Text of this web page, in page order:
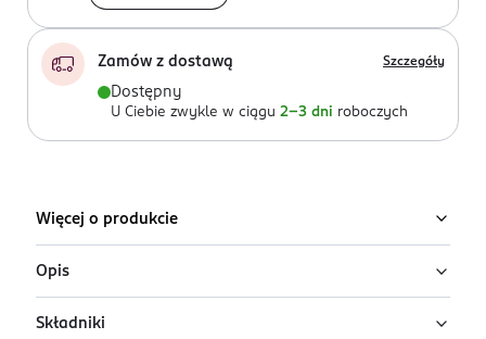
Zamów z dostawą Szczegóły
Dostępny
U Ciebie zwykle w ciągu 2-3 dni roboczych
Więcej o produkcie
Opis
Woda toaletowa dla mężczyzn BMW M
Składniki